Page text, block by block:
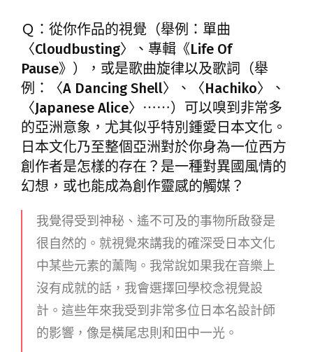
Ｑ：從你作品的視覺（舉例：單曲
〈Cloudbusting〉、專輯《Life Of
Pause》），或是歌曲旋律以及歌詞（舉
例：〈A Dancing Shell〉、〈Hachiko〉、
〈Japanese Alice〉⋯⋯）可以嗅到非常多
的亞洲意象，尤其似乎特別鍾愛日本文化。
日本文化乃至整個亞洲對於你身為一位西方
創作者是怎樣的存在？是一種對異國風情的
幻想，或也能成為創作靈感的觸媒？
我覺得受到神秘、遙不可及的事物所啟發是
很自然的。就視覺來講我的確深受日本文化
中某些元素的薰陶。我常說如果我在音樂上
沒有成就的話，我會選擇回學校念視覺設
計。這些年來我受到非常多位日本名設計師
的影響，像是橫尾忠則和田中一光。